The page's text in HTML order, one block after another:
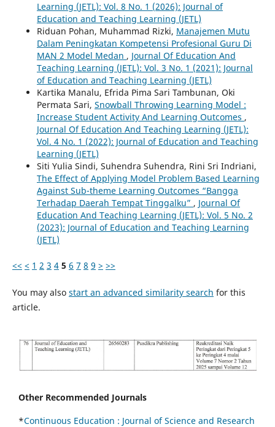
Learning (JETL): Vol. 8 No. 1 (2026): Journal of
Education and Teaching Learning (JETL)
Riduan Pohan, Muhammad Rizki, Manajemen Mutu
Dalam Peningkatan Kompetensi Profesional Guru Di
MAN 2 Model Medan , Journal Of Education And
Teaching Learning (JETL): Vol. 3 No. 1 (2021): Journal
of Education and Teaching Learning (JETL)
Kartika Manalu, Efrida Pima Sari Tambunan, Oki
Permata Sari, Snowball Throwing Learning Model :
Increase Student Activity And Learning Outcomes ,
Journal Of Education And Teaching Learning (JETL):
Vol. 4 No. 1 (2022): Journal of Education and Teaching
Learning (JETL)
Siti Yulia Sindi, Suhendra Suhendra, Rini Sri Indriani,
The Effect of Applying Model Problem Based Learning
Against Sub-theme Learning Outcomes “Bangga
Terhadap Daerah Tempat Tinggalku” , Journal Of
Education And Teaching Learning (JETL): Vol. 5 No. 2
(2023): Journal of Education and Teaching Learning
(JETL)
<< < 1 2 3 4 5 6 7 8 9 > >>
You may also start an advanced similarity search for this
article.
Other Recommended Journals
*Continuous Education : Journal of Science and Research